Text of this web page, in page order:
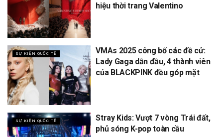
hiệu thời trang Valentino
SỰ KIỆN QUỐC TẾ
VMAs 2025 công bố các đề cử:
Lady Gaga dẫn đầu, 4 thành viên
của BLACKPINK đều góp mặt
SỰ KIỆN QUỐC TẾ
Stray Kids: Vượt 7 vòng Trái đất,
phủ sóng K-pop toàn cầu